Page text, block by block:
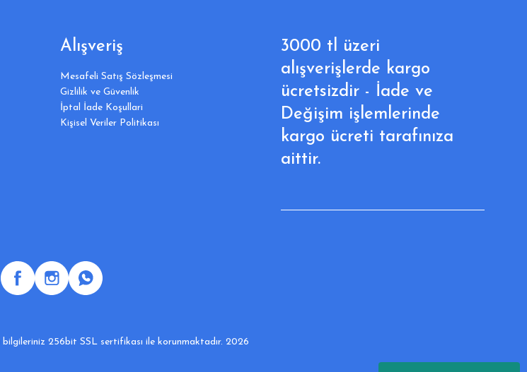
Alışveriş
Mesafeli Satış Sözleşmesi
Gizlilik ve Güvenlik
İptal İade Koşullari
Kişisel Veriler Politikası
3000 tl üzeri
alışverişlerde kargo
ücretsizdir - İade ve
Değişim işlemlerinde
kargo ücreti tarafınıza
aittir.
bilgileriniz 256bit SSL sertifikası ile korunmaktadır. 2026